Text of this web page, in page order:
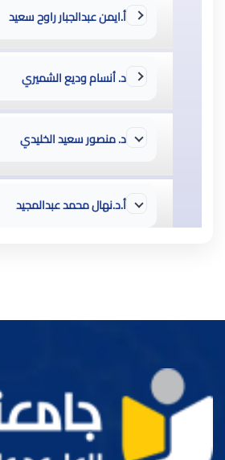
أ.ايمن عبدالجبار راوح سعيد
د. أنسام وديع الشميري
د. منصور سعيد الخليدي
أ.د.نهال محمد عبدالمجيد